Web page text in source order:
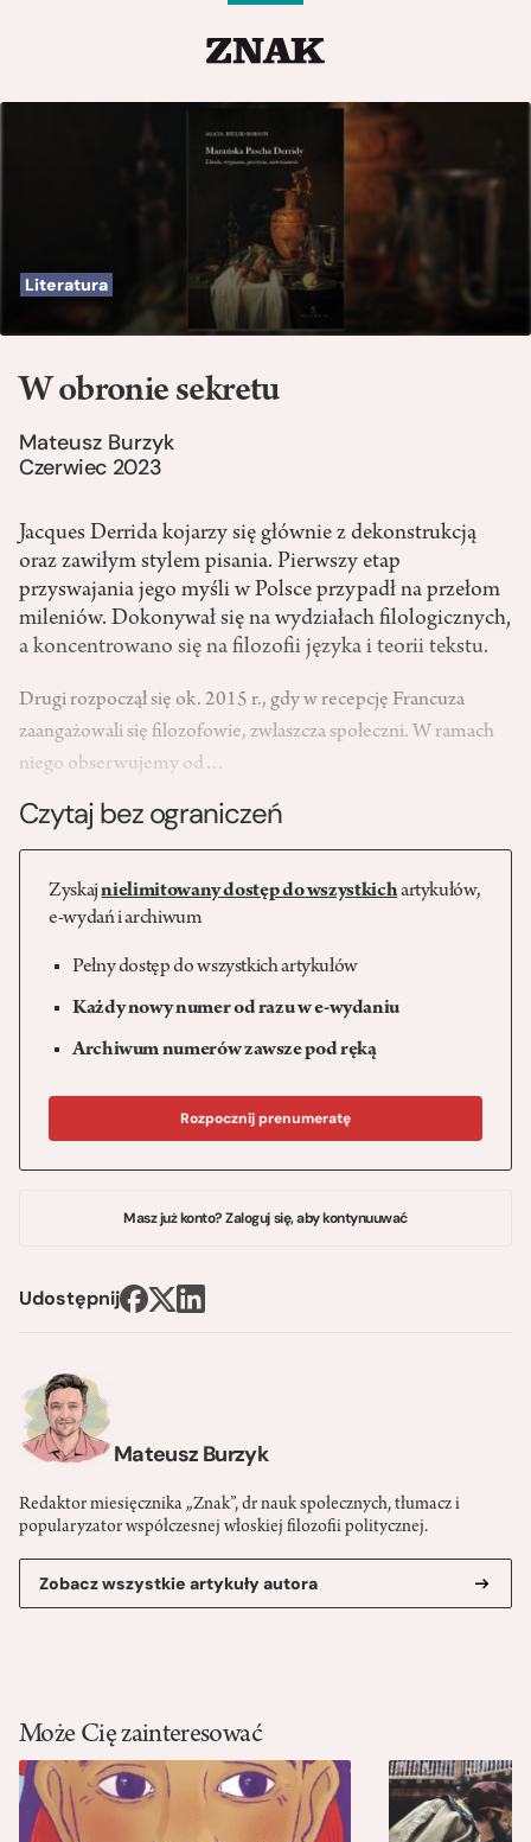
Literatura
Mateusz Burzyk
Redaktor miesięcznika „Znak”, dr nauk społecznych, tłumacz i
popularyzator współczesnej włoskiej filozofii politycznej.
Zobacz wszystkie artykuły autora
W obronie sekretu
Mateusz Burzyk
Czerwiec 2023
Jacques Derrida kojarzy się głównie z dekonstrukcją
oraz zawiłym stylem pisania. Pierwszy etap
przyswajania jego myśli w Polsce przypadł na przełom
mileniów. Dokonywał się na wydziałach filologicznych,
a koncentrowano się na filozofii języka i teorii tekstu.
Drugi rozpoczął się ok. 2015 r., gdy w recepcję Francuza
zaangażowali się filozofowie, zwłaszcza społeczni. W ramach
niego obserwujemy od…
Czytaj bez ograniczeń
Zyskajnielimitowany dostęp do wszystkichartykułów,
e-wydań i archiwum
Pełny dostęp do wszystkich artykułów
Każdy nowy numer od razu w e-wydaniu
Archiwum numerów zawsze pod ręką
Rozpocznij prenumeratę
Masz już konto? Zaloguj się, aby kontynuuwać
Udostępnij
Może Cię zainteresować